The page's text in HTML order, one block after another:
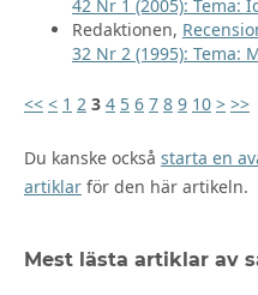
42 Nr 1 (2005): Tema:
Redaktionen,
32 Nr 2 (1995): Tema:
<< < 1 2 3 4 5 6 7 8 9 10 > >>
Du kanske också starta en
artiklarför den här artikeln.
Mest lästa artiklar av